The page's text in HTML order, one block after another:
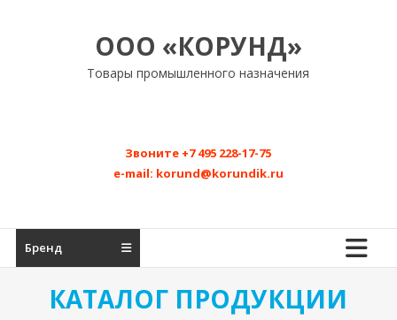
ООО «КОРУНД»
Товары промышленного назначения
Звоните +7 495 228-17-75
e-mail: korund@korundik.ru
Бренд
КАТАЛОГ ПРОДУКЦИИ